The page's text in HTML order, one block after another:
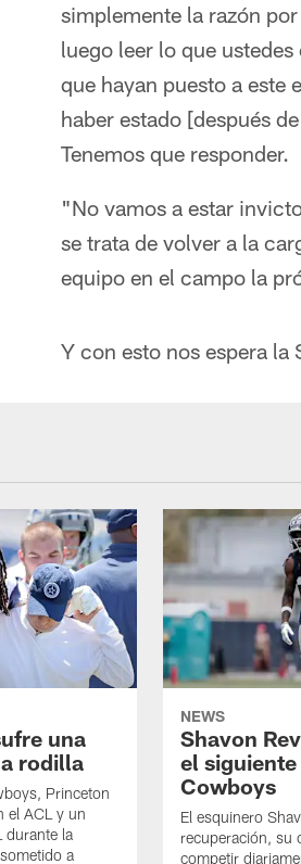
simplemente la razón
luego leer lo que
que hayan puesto a este
haber estado [después
Tenemos que responder.
"No vamos a estar
se trata de volver a la
equipo en el campo la
Y con esto nos espera la
una
rodilla
Princeton
el ACL y un
durante la
a
NEWS
Shavon
el
Cowboys
El esquinero
recuperación, su
competir